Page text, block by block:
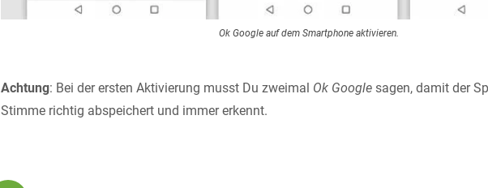
Ok Google auf dem Smartphone aktivieren.
Achtung: Bei der ersten Aktivierung musst Du zweimal Ok Google sagen, damit der
Stimme richtig abspeichert und immer erkennt.